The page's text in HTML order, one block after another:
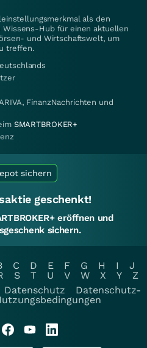
als den
Wissens-Hub für einen aktuellen
und Wirtschaftswelt, um
treffen.
FinanzNachrichten und
SMARTBROKER+
sichern
geschenkt!
eröffnen und
sichern.
C D E F G H I
J
S T U V W X Y
Z
Datenschutz
Datenschutz-